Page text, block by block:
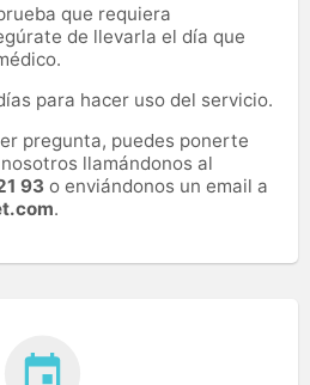
que requiera
de llevarla el día que
para hacer uso del servicio.
pregunta, puedes ponerte
llamándonos al
93 o enviándonos un email a
.